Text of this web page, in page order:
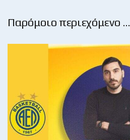
Παρόμοιο περιεχόμενο …